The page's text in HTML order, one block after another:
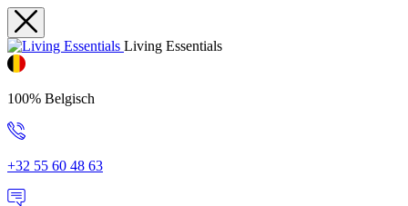
Living Essentials
100% Belgisch
+32 55 60 48 63